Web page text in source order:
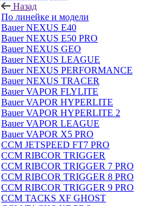
Назад
По линейке и модели
Bauer NEXUS E40
Bauer NEXUS E50 PRO
Bauer NEXUS GEO
Bauer NEXUS LEAGUE
Bauer NEXUS PERFORMANCE
Bauer NEXUS TRACER
Bauer VAPOR FLYLITE
Bauer VAPOR HYPERLITE
Bauer VAPOR HYPERLITE 2
Bauer VAPOR LEAGUE
Bauer VAPOR X5 PRO
CCM JETSPEED FT7 PRO
CCM RIBCOR TRIGGER
CCM RIBCOR TRIGGER 7 PRO
CCM RIBCOR TRIGGER 8 PRO
CCM RIBCOR TRIGGER 9 PRO
CCM TACKS XF GHOST